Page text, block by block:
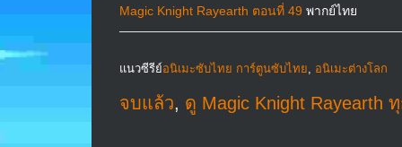
Magic Knight Rayearth ตอนที่ 49 พากย์ไทย
แนวซีรีย์อนิเมะซับไทย การ์ตูนซับไทย, อนิเมะต่างโลก
จบแล้ว, ดู Magic Knight Rayearth